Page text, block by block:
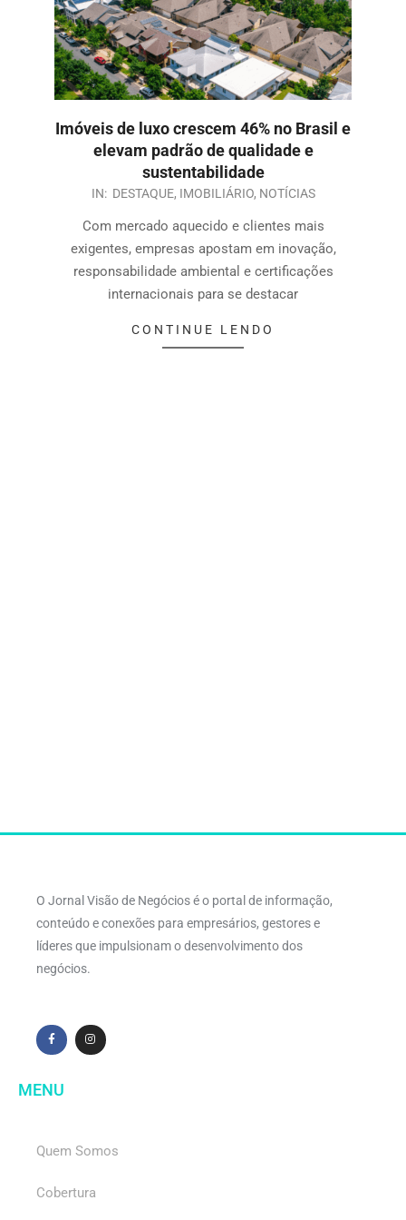
Imóveis de luxo crescem 46% no Brasil e
elevam padrão de qualidade e
sustentabilidade
IN: DESTAQUE, IMOBILIÁRIO, NOTÍCIAS
Com mercado aquecido e clientes mais
exigentes, empresas apostam em inovação,
responsabilidade ambiental e certificações
internacionais para se destacar
CONTINUE LENDO
O Jornal Visão de Negócios é o portal de informação,
conteúdo e conexões para empresários, gestores e
líderes que impulsionam o desenvolvimento dos
negócios.
MENU
Quem Somos
Cobertura